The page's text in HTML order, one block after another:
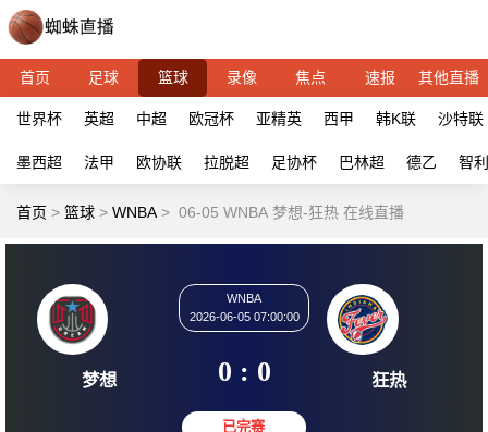
首页 足球 篮球 录像 焦点 速报 其他直播
世界杯 英超 中超 欧冠杯 亚精英 西甲 韩K联 沙特联
墨西超 法甲 欧协联 拉脱超 足协杯 巴林超 德乙 智
首页 > 篮球 > WNBA > 06-05 WNBA 梦想-狂热 在线直播
2026-06-05 07:00:00